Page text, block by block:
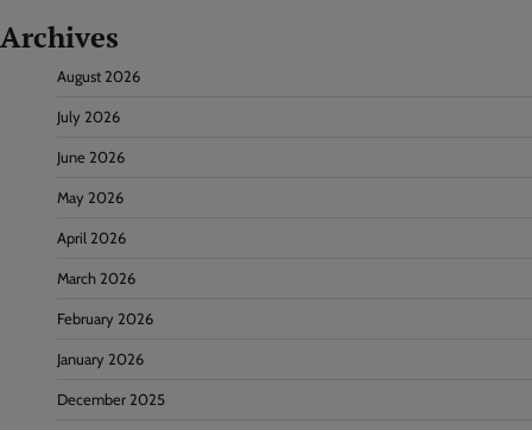
Archives
August 2026
July 2026
June 2026
May 2026
April 2026
March 2026
February 2026
January 2026
December 2025